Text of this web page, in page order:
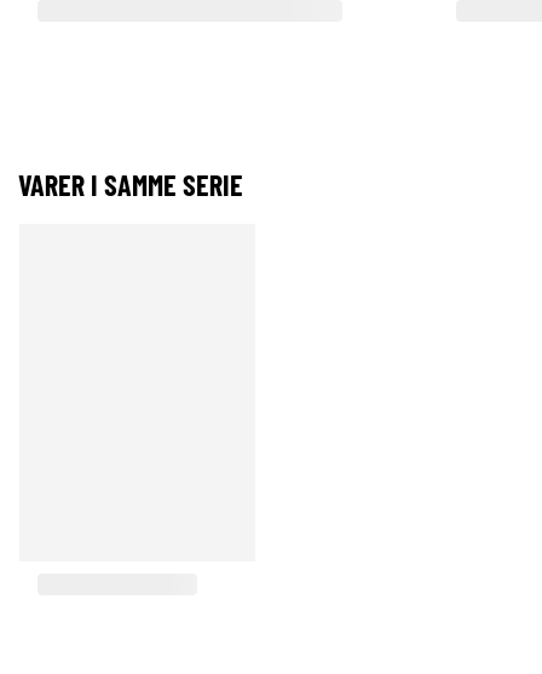
VARER I SAMME SERIE